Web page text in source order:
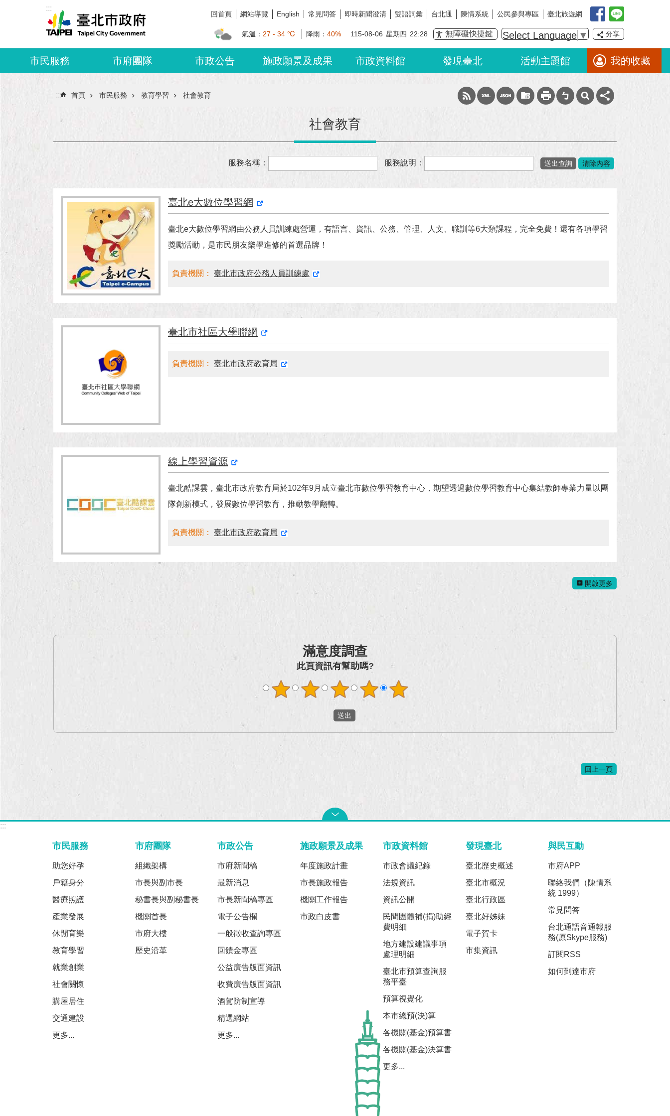
跳到主要內容區塊
:::
回首頁 網站導覽 English 常見問答 即時新聞澄清 雙語詞彙 台北通 陳情系統 公民參與專區 臺北旅遊網
氣溫： 27 - 34 ℃ 降雨： 40% 115-08-06 星期四 22:28 無障礙快捷鍵 Select Language ▼ 分享
市民服務 市府團隊 市政公告 施政願景及成果 市政資料館 發現臺北 活動主題館 我的收藏
::: 首頁 市民服務 教育學習 社會教育
社會教育
服務名稱： 服務說明：
臺北e大數位學習網
臺北e大數位學習網由公務人員訓練處營運，有語言、資訊、公務、管理、人文、職訓等6大類課程，完全免費！還有各項學習
獎勵活動，是市民朋友樂學進修的首選品牌！
負責機關： 臺北市政府公務人員訓練處
臺北市社區大學聯網
負責機關： 臺北市政府教育局
線上學習資源
臺北酷課雲，臺北市政府教育局於102年9月成立臺北市數位學習教育中心，期望透過數位學習教育中心集結教師專業力量以團
隊創新模式，發展數位學習教育，推動教學翻轉。
負責機關： 臺北市政府教育局
開啟更多
滿意度調查
此頁資訊有幫助嗎?
回上一頁
:::
市民服務
助您好孕
戶籍身分
醫療照護
產業發展
休閒育樂
教育學習
就業創業
社會關懷
購屋居住
交通建設
更多...
市府團隊
組織架構
市長與副市長
秘書長與副秘書長
機關首長
市府大樓
歷史沿革
市政公告
市府新聞稿
最新消息
市長新聞稿專區
電子公告欄
一般徵收查詢專區
回饋金專區
公益廣告版面資訊
收費廣告版面資訊
酒駕防制宣導
精選網站
更多...
施政願景及成果
年度施政計畫
市長施政報告
機關工作報告
市政白皮書
市政資料館
市政會議紀錄
法規資訊
資訊公開
民間團體補(捐)助經
費明細
地方建設建議事項
處理明細
臺北市預算查詢服
務平臺
預算視覺化
本市總預(決)算
各機關(基金)預算書
各機關(基金)決算書
更多...
發現臺北
臺北歷史概述
臺北市概況
臺北行政區
臺北好姊妹
電子賀卡
市集資訊
與民互動
市府APP
聯絡我們（陳情系
統 1999）
常見問答
台北通語音通報服
務(原Skype服務)
訂閱RSS
如何到達市府